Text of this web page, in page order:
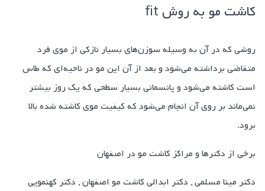
کاشت مو به روش fit
روشی که در آن به وسیله سوزن‌های بسیار نازکی از موی فرد
متقاضی برداشته می‌شود و بعد از آن این مو در ناحیه‌ای که طاس
است کاشته می‌شود و پانسمانی بسیار سطحی که یک روز بیشتر
نمی‌ماند بر روی آن انجام می‌شود که کیفیت موی کاشته شده بالا
برود.
برخی از دکترها و مراکز کاشت مو در اصفهان
دکتر مینا مسلمی , دکتر ابدالی کاشت مو اصفهان , دکتر کهنمویی